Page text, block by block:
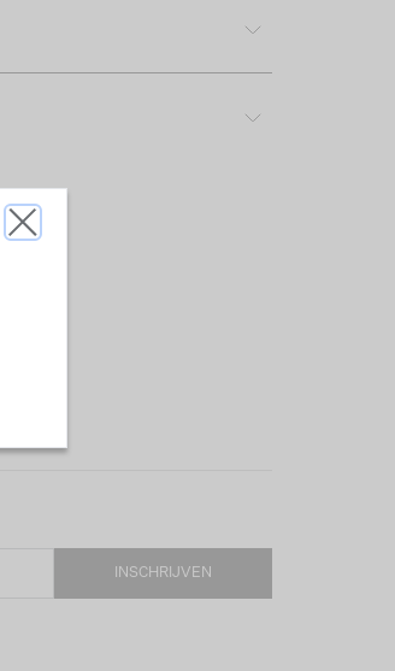
INSCHRIJVEN